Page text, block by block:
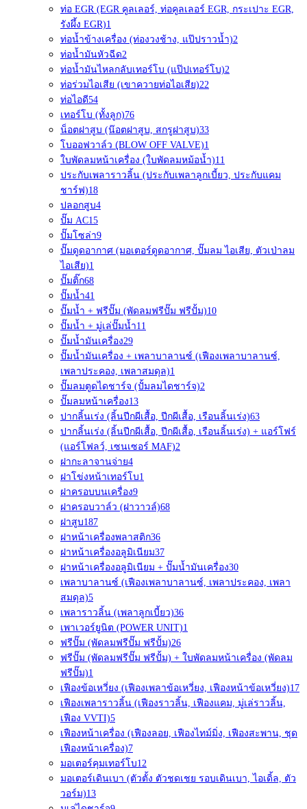
ท่อ EGR (EGR คูลเลอร์, ท่อคูลเลอร์ EGR, กระเปาะ EGR,
รังผึ้ง EGR)1
ท่อน้ำข้างเครื่อง (ท่องวงช้าง, แป๊ปราวน้ำ)2
ท่อน้ำมันหัวฉีด2
ท่อน้ำมันไหลกลับเทอร์โบ (แป๊ปเทอร์โบ)2
ท่อร่วมไอเสีย (เขาควายท่อไอเสีย)22
ท่อไอดี54
เทอร์โบ (ทั้งลูก)76
น็อตฝาสูบ (น๊อตฝาสูบ, สกรูฝาสูบ)33
โบออฟวาล์ว (ฺBLOW OFF VALVE)1
ใบพัดลมหน้าเครื่อง (ใบพัดลมหม้อน้ำ)11
ประกับเพลาราวลิ้น (ประกับเพลาลูกเบี้ยว, ประกับแคม
ชาร์ฟ)18
ปลอกสูบ4
ปั๊ม AC15
ปั๊มโซล่า9
ปั๊มดูดอากาศ (มอเตอร์ดูดอากาศ, ปั๊มลม ไอเสีย, ตัวเป่าลม
ไอเสีย)1
ปั๊มติ๊ก68
ปั๊มน้ำ41
ปั๊มน้ำ + ฟรีปั๊ม (พัดลมฟรีปั๊ม ฟรีปั้ม)10
ปั๊มน้ำ + มู่เล่ปั๊มน้ำ11
ปั๊มน้ำมันเครื่อง29
ปั๊มน้ำมันเครื่อง + เพลาบาลานซ์ (เฟืองเพลาบาลานซ์,
เพลาประคอง, เพลาสมดุล)1
ปั๊มลมตูดไดชาร์จ (ปั้มลมไดชาร์จ)2
ปั๊มลมหน้าเครื่อง13
ปากลิ้นเร่ง (ลิ้นปีกผีเสื้อ, ปีกผีเสื้อ, เรือนลิ้นเร่ง)63
ปากลิ้นเร่ง (ลิ้นปีกผีเสื้อ, ปีกผีเสื้อ, เรือนลิ้นเร่ง) + แอร์โฟร์
(แอร์โฟลว์, เซนเซอร์ MAF)2
ฝากะลาจานจ่าย4
ฝาโข่งหน้าเทอร์โบ1
ฝาครอบบนเครื่อง9
ฝาครอบวาล์ว (ฝาวาวล์)68
ฝาสูบ187
ฝาหน้าเครื่องพลาสติก36
ฝาหน้าเครื่องอลูมิเนียม37
ฝาหน้าเครื่องอลูมิเนียม + ปั๊มน้ำมันเครื่อง30
เพลาบาลานซ์ (เฟืองเพลาบาลานซ์, เพลาประคอง, เพลา
สมดุล)5
เพลาราวลิ้น (เพลาลูกเบี้ยว)36
เพาเวอร์ยูนิต (POWER UNIT)1
ฟรีปั๊ม (พัดลมฟรีปั๊ม ฟรีปั้ม)26
ฟรีปั๊ม (พัดลมฟรีปั๊ม ฟรีปั้ม) + ใบพัดลมหน้าเครื่อง (พัดลม
ฟรีปั๊ม)1
เฟืองข้อเหวี่ยง (เฟืองเพลาข้อเหวี่ยง, เฟืองหน้าข้อเหวี่ยง)17
เฟืองเพลาราวลิ้น (เฟืองราวลิ้น, เฟืองแคม, มู่เล่ราวลิ้น,
เฟือง VVTI)5
เฟืองหน้าเครื่อง (เฟืองลอย, เฟืองไทม์มิ่ง, เฟืองสะพาน, ชุด
เฟืองหน้าเครื่อง)7
มอเตอร์คุมเทอร์โบ12
มอเตอร์เดินเบา (ตัวตั้ง ตัวชดเชย รอบเดินเบา, ไอเดิ้ล, ตัว
วอร์ม)13